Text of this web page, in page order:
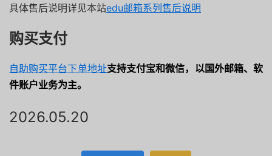
具体售后说明详见本站edu邮箱系列售后说明
购买支付
自助购买平台下单地址支持支付宝和微信，以国外邮箱、软
件账户业务为主。
2026.05.20